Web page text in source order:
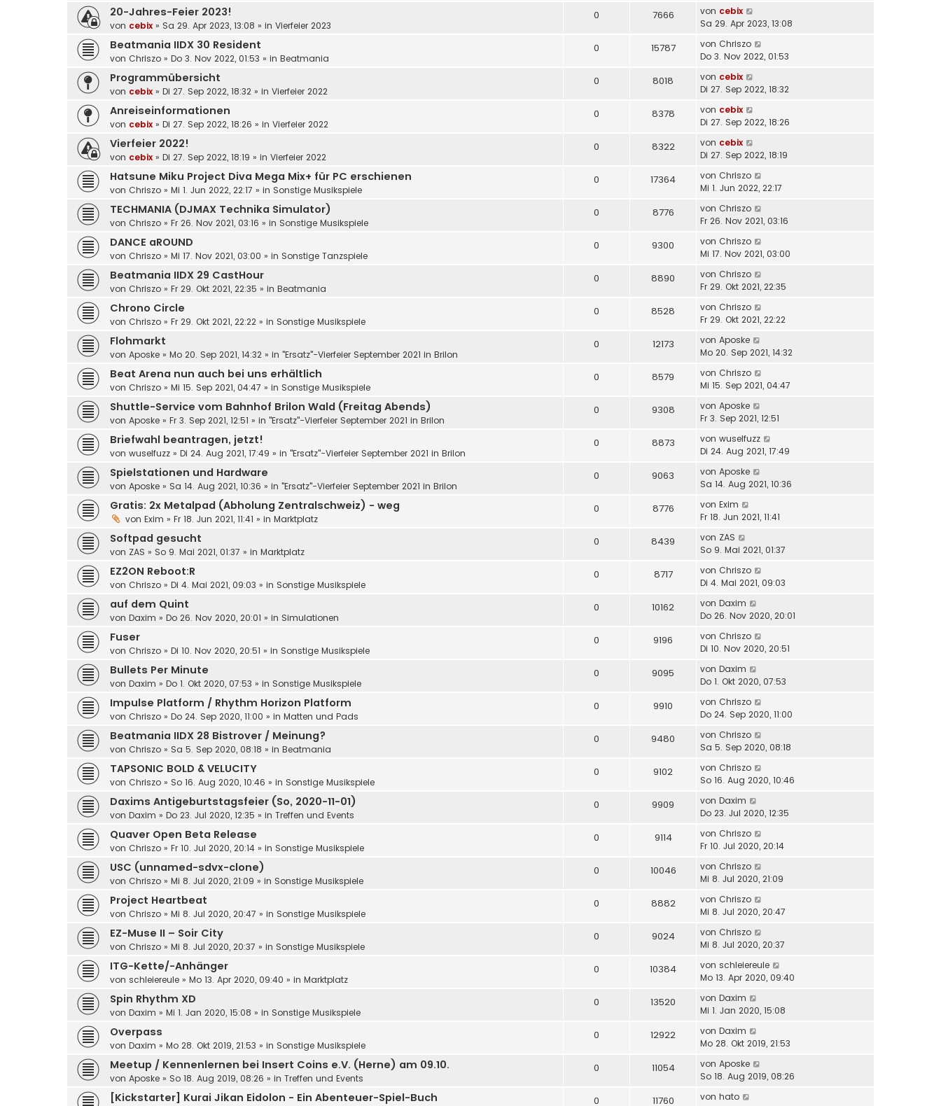
20-Jahres-Feier 2023!
von cebix » Sa 29. Apr 2023, 13:08 » in Vierfeier 2023
0 7666 von cebix
Sa 29. Apr 2023, 13:08
Beatmania IIDX 30 Resident
von Chriszo » Do 3. Nov 2022, 01:53 » in Beatmania
0 15787 von Chriszo
Do 3. Nov 2022, 01:53
Programmübersicht
von cebix » Di 27. Sep 2022, 18:32 » in Vierfeier 2022
0 8018 von cebix
Di 27. Sep 2022, 18:32
Anreiseinformationen
von cebix » Di 27. Sep 2022, 18:26 » in Vierfeier 2022
0 8378 von cebix
Di 27. Sep 2022, 18:26
Vierfeier 2022!
von cebix » Di 27. Sep 2022, 18:19 » in Vierfeier 2022
0 8322 von cebix
Di 27. Sep 2022, 18:19
Hatsune Miku Project Diva Mega Mix+ für PC erschienen
von Chriszo » Mi 1. Jun 2022, 22:17 » in Sonstige Musikspiele
0 17364 von Chriszo
Mi 1. Jun 2022, 22:17
TECHMANIA (DJMAX Technika Simulator)
von Chriszo » Fr 26. Nov 2021, 03:16 » in Sonstige Musikspiele
0 8776 von Chriszo
Fr 26. Nov 2021, 03:16
DANCE aROUND
von Chriszo » Mi 17. Nov 2021, 03:00 » in Sonstige Tanzspiele
0 9300 von Chriszo
Mi 17. Nov 2021, 03:00
Beatmania IIDX 29 CastHour
von Chriszo » Fr 29. Okt 2021, 22:35 » in Beatmania
0 8890 von Chriszo
Fr 29. Okt 2021, 22:35
Chrono Circle
von Chriszo » Fr 29. Okt 2021, 22:22 » in Sonstige Musikspiele
0 8528 von Chriszo
Fr 29. Okt 2021, 22:22
Flohmarkt
von Aposke » Mo 20. Sep 2021, 14:32 » in "Ersatz"-Vierfeier September 2021 in Brilon
0 12173 von Aposke
Mo 20. Sep 2021, 14:32
Beat Arena nun auch bei uns erhältlich
von Chriszo » Mi 15. Sep 2021, 04:47 » in Sonstige Musikspiele
0 8579 von Chriszo
Mi 15. Sep 2021, 04:47
Shuttle-Service vom Bahnhof Brilon Wald (Freitag Abends)
von Aposke » Fr 3. Sep 2021, 12:51 » in "Ersatz"-Vierfeier September 2021 in Brilon
0 9308 von Aposke
Fr 3. Sep 2021, 12:51
Briefwahl beantragen, jetzt!
von wuselfuzz » Di 24. Aug 2021, 17:49 » in "Ersatz"-Vierfeier September 2021 in Brilon
0 8873 von wuselfuzz
Di 24. Aug 2021, 17:49
Spielstationen und Hardware
von Aposke » Sa 14. Aug 2021, 10:36 » in "Ersatz"-Vierfeier September 2021 in Brilon
0 9063 von Aposke
Sa 14. Aug 2021, 10:36
Gratis: 2x Metalpad (Abholung Zentralschweiz) - weg
von Exim » Fr 18. Jun 2021, 11:41 » in Marktplatz
0 8776 von Exim
Fr 18. Jun 2021, 11:41
Softpad gesucht
von ZAS » So 9. Mai 2021, 01:37 » in Marktplatz
0 8439 von ZAS
So 9. Mai 2021, 01:37
EZ2ON Reboot:R
von Chriszo » Di 4. Mai 2021, 09:03 » in Sonstige Musikspiele
0 8717 von Chriszo
Di 4. Mai 2021, 09:03
auf dem Quint
von Daxim » Do 26. Nov 2020, 20:01 » in Simulationen
0 10162 von Daxim
Do 26. Nov 2020, 20:01
Fuser
von Chriszo » Di 10. Nov 2020, 20:51 » in Sonstige Musikspiele
0 9196 von Chriszo
Di 10. Nov 2020, 20:51
Bullets Per Minute
von Daxim » Do 1. Okt 2020, 07:53 » in Sonstige Musikspiele
0 9095 von Daxim
Do 1. Okt 2020, 07:53
Impulse Platform / Rhythm Horizon Platform
von Chriszo » Do 24. Sep 2020, 11:00 » in Matten und Pads
0 9910 von Chriszo
Do 24. Sep 2020, 11:00
Beatmania IIDX 28 Bistrover / Meinung?
von Chriszo » Sa 5. Sep 2020, 08:18 » in Beatmania
0 9480 von Chriszo
Sa 5. Sep 2020, 08:18
TAPSONIC BOLD & VELUCITY
von Chriszo » So 16. Aug 2020, 10:46 » in Sonstige Musikspiele
0 9102 von Chriszo
So 16. Aug 2020, 10:46
Daxims Antigeburtstagsfeier (So, 2020-11-01)
von Daxim » Do 23. Jul 2020, 12:35 » in Treffen und Events
0 9909 von Daxim
Do 23. Jul 2020, 12:35
Quaver Open Beta Release
von Chriszo » Fr 10. Jul 2020, 20:14 » in Sonstige Musikspiele
0 9114 von Chriszo
Fr 10. Jul 2020, 20:14
USC (unnamed-sdvx-clone)
von Chriszo » Mi 8. Jul 2020, 21:09 » in Sonstige Musikspiele
0 10046 von Chriszo
Mi 8. Jul 2020, 21:09
Project Heartbeat
von Chriszo » Mi 8. Jul 2020, 20:47 » in Sonstige Musikspiele
0 8882 von Chriszo
Mi 8. Jul 2020, 20:47
EZ-Muse II – Soir City
von Chriszo » Mi 8. Jul 2020, 20:37 » in Sonstige Musikspiele
0 9024 von Chriszo
Mi 8. Jul 2020, 20:37
ITG-Kette/-Anhänger
von schleiereule » Mo 13. Apr 2020, 09:40 » in Marktplatz
0 10384 von schleiereule
Mo 13. Apr 2020, 09:40
Spin Rhythm XD
von Daxim » Mi 1. Jan 2020, 15:08 » in Sonstige Musikspiele
0 13520 von Daxim
Mi 1. Jan 2020, 15:08
Overpass
von Daxim » Mo 28. Okt 2019, 21:53 » in Sonstige Musikspiele
0 12922 von Daxim
Mo 28. Okt 2019, 21:53
Meetup / Kennenlernen bei Insert Coins e.V. (Herne) am 09.10.
von Aposke » So 18. Aug 2019, 08:26 » in Treffen und Events
0 11054 von Aposke
So 18. Aug 2019, 08:26
[Kickstarter] Kurai Jikan Eidolon - Ein Abenteuer-Spiel-Buch 0 11760 von hato